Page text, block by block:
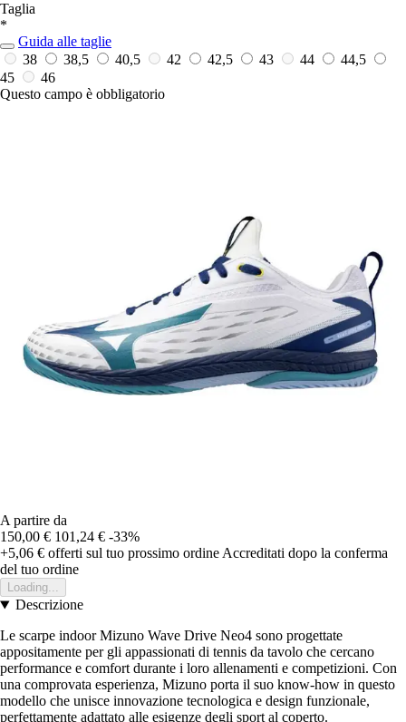
Taglia
*
Guida alle taglie
38
38,5 40,5 42 42,5 43 44
44,5
45
46
Questo campo è obbligatorio
A partire da
150,00 € 101,24 € -33%
+5,06 € offerti sul tuo prossimo ordine Accreditati dopo la conferma
del tuo ordine
Loading...
Descrizione
Le scarpe indoor Mizuno Wave Drive Neo4 sono progettate
appositamente per gli appassionati di tennis da tavolo che cercano
performance e comfort durante i loro allenamenti e competizioni. Con
una comprovata esperienza, Mizuno porta il suo know-how in questo
modello che unisce innovazione tecnologica e design funzionale,
perfettamente adattato alle esigenze degli sport al coperto.